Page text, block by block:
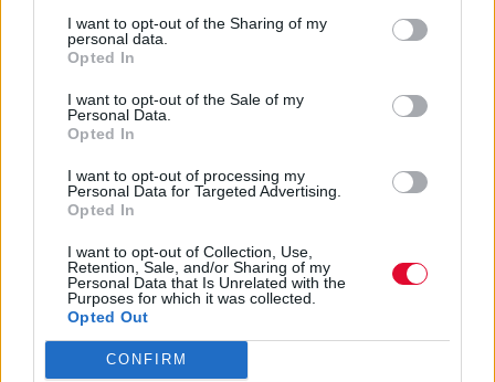
I want to opt-out of the Sharing of my
personal data.
Opted In
I want to opt-out of the Sale of my
Personal Data.
Opted In
I want to opt-out of processing my
Personal Data for Targeted Advertising.
Opted In
I want to opt-out of Collection, Use,
Retention, Sale, and/or Sharing of my
Personal Data that Is Unrelated with the
Purposes for which it was collected.
Opted Out
CONFIRM
Θέμης Καραμουρατίδης – Πιάνο
Άρης Ζέρβας - Τσέλο
Γιώργος Κάστανος - Σοπράνο σαξόφωνο και
πλήκτρα
Γιώργος Καρδιανός - Ακουστική και ηλεκτρική
Γιώργος Μπουλντής - Ηλεκτρικό μπάσο
Μανώλης Γιαννίκιος - Τύμπανα
https://www.ticketservices.gr/event/natassa-
bofiliou-metrima-periodeia-2026/
Πληροφορίες για τον χώρο -
Θέατρο Γης